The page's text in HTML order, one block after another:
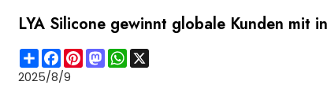
LYA Silicone gewinnt globale Kunden mit
ShareFacebook
PinterestMastodon
WhatsApp
2025/8/9